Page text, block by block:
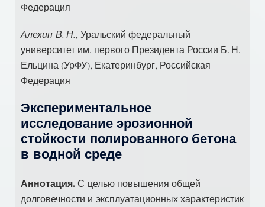
Федерация
Алехин В. Н., Уральский федеральный
университет им. первого Президента России Б. Н.
Ельцина (УрФУ), Екатеринбург, Российская
Федерация
Экспериментальное
исследование эрозионной
стойкости полированного бетона
в водной среде
Аннотация.С целью повышения общей
долговечности и эксплуатационных характеристик